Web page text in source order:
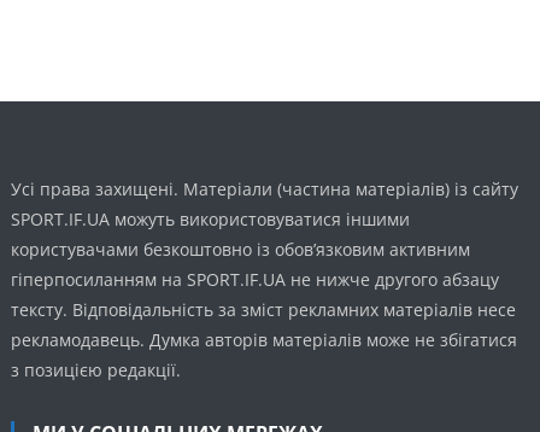
Усі права захищені. Матеріали (частина матеріалів) із сайту
SPORT.IF.UA можуть використовуватися іншими
користувачами безкоштовно із обов’язковим активним
гіперпосиланням на SPORT.IF.UA не нижче другого абзацу
тексту. Відповідальність за зміст рекламних матеріалів несе
рекламодавець. Думка авторів матеріалів може не збігатися
з позицією редакції.